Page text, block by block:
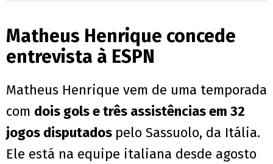
Matheus Henrique concede
entrevista à ESPN
Matheus Henrique vem de uma temporada
com dois gols e três assistências em 32
jogos disputados pelo Sassuolo, da Itália.
Ele está na equipe italiana desde agosto